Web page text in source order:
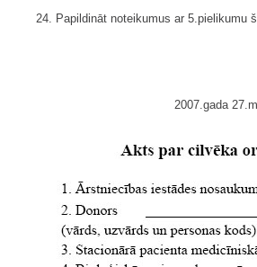
24. Papildināt noteikumus ar 5.pielikumu
2007.gada